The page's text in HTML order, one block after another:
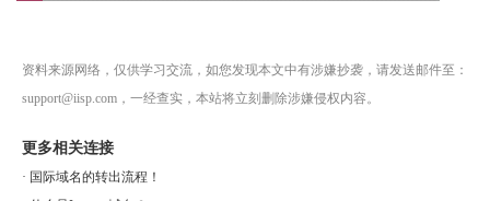
资料来源网络，仅供学习交流，如您发现本文中有涉嫌抄袭，请发送邮件至：
support@iisp.com，一经查实，本站将立刻删除涉嫌侵权内容。
更多相关连接
· 国际域名的转出流程！